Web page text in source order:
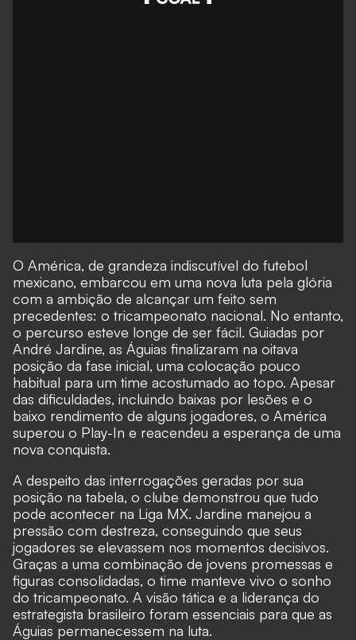
O América, de grandeza indiscutível do futebol
mexicano, embarcou em uma nova luta pela glória
com a ambição de alcançar um feito sem
precedentes: o tricampeonato nacional. No entanto,
o percurso esteve longe de ser fácil. Guiadas por
André Jardine, as Águias finalizaram na oitava
posição da fase inicial, uma colocação pouco
habitual para um time acostumado ao topo. Apesar
das dificuldades, incluindo baixas por lesões e o
baixo rendimento de alguns jogadores, o América
superou o Play-In e reacendeu a esperança de uma
nova conquista.
A despeito das interrogações geradas por sua
posição na tabela, o clube demonstrou que tudo
pode acontecer na Liga MX. Jardine manejou a
pressão com destreza, conseguindo que seus
jogadores se elevassem nos momentos decisivos.
Graças a uma combinação de jovens promessas e
figuras consolidadas, o time manteve vivo o sonho
do tricampeonato. A visão tática e a liderança do
estrategista brasileiro foram essenciais para que as
Águias permanecessem na luta.